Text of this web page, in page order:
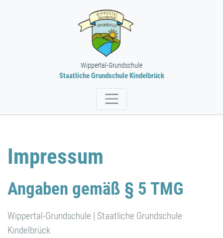
Wippertal-Grundschule
Staatliche Grundschule Kindelbrück
Impressum
Angaben gemäß § 5 TMG
Wippertal-Grundschule | Staatliche Grundschule
Kindelbrück